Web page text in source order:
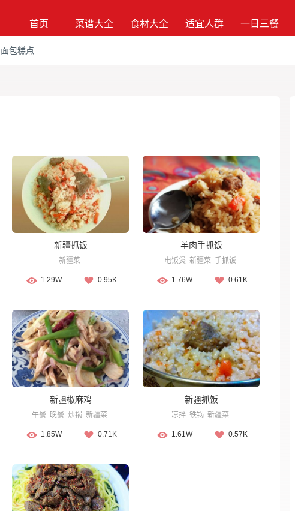
首页 菜谱大全 食材大全 适宜人群 一日三餐
面包糕点
新疆抓饭
新疆菜
1.29W 0.95K
羊肉手抓饭
电饭煲 新疆菜 手抓饭
1.76W 0.61K
新疆椒麻鸡
午餐 晚餐 炒锅 新疆菜
1.85W 0.71K
新疆抓饭
凉拌 铁锅 新疆菜
1.61W 0.57K